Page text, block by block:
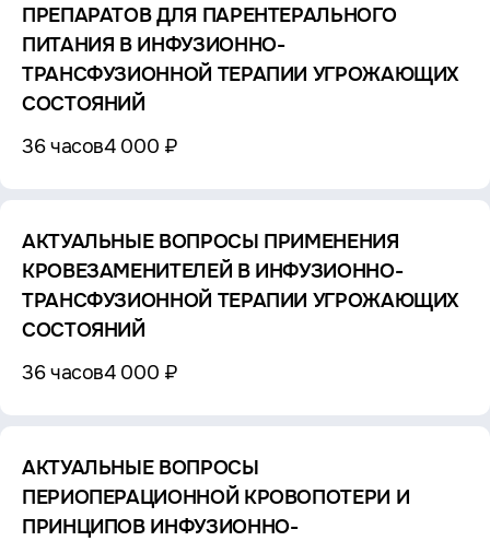
ПРЕПАРАТОВ ДЛЯ ПАРЕНТЕРАЛЬНОГО
ПИТАНИЯ В ИНФУЗИОННО-
ТРАНСФУЗИОННОЙ ТЕРАПИИ УГРОЖАЮЩИХ
СОСТОЯНИЙ
36 часов4 000 ₽
АКТУАЛЬНЫЕ ВОПРОСЫ ПРИМЕНЕНИЯ
КРОВЕЗАМЕНИТЕЛЕЙ В ИНФУЗИОННО-
ТРАНСФУЗИОННОЙ ТЕРАПИИ УГРОЖАЮЩИХ
СОСТОЯНИЙ
36 часов4 000 ₽
АКТУАЛЬНЫЕ ВОПРОСЫ
ПЕРИОПЕРАЦИОННОЙ КРОВОПОТЕРИ И
ПРИНЦИПОВ ИНФУЗИОННО-